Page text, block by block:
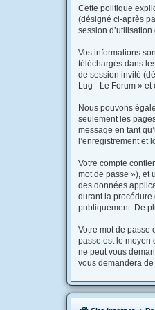
Cette politique
(désigné ci-après
session
Vos informations
téléchargés dans
de session invité
Lug - Le Forum »
Nous pouvons
seulement les
message en tant
l’enregistrement et
Votre compte
mot de passe »), et
des données
durant la procédure
publiquement. De
Votre mot de passe
passe est le moyen
ne peut vous
vous demandera